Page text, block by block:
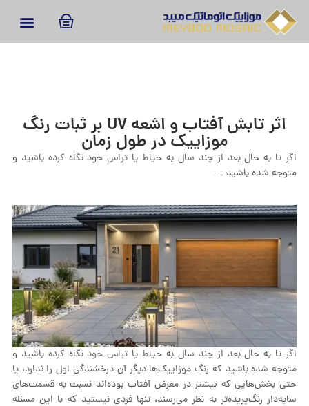
اثر تابش آفتاب و اشعه UV بر ثبات رنگ
موزاییک در طول زمان
اگر تا به حال بعد از چند سال به حیاط یا تراس خود نگاه کرده باشید و
متوجه شده باشید …
اگر تا به حال بعد از چند سال به حیاط یا تراس خود نگاه کرده باشید و
متوجه شده باشید که رنگ موزاییک‌ها دیگر آن درخشندگی اول را ندارد، یا
حتی بخش‌هایی که بیشتر در معرض آفتاب بوده‌اند نسبت به قسمت‌های
سایه‌دار رنگ‌پریده‌تر به نظر می‌رسند، تنها فردی نیستید که با این مسئله